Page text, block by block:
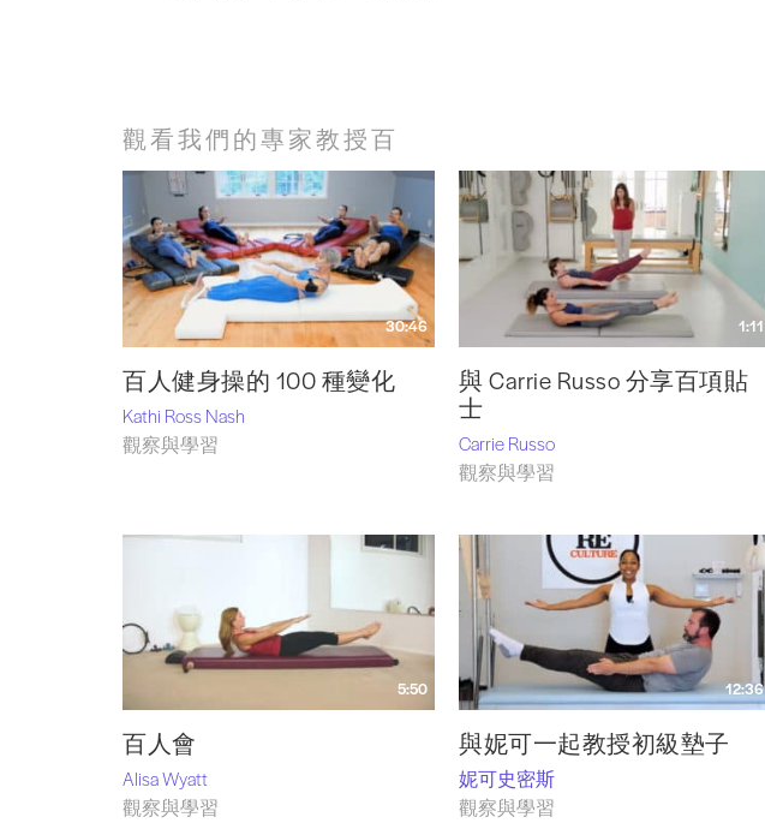
觀看我們的專家教授百
30:46
百人健身操的 100 種變化
Kathi Ross Nash
觀察與學習
1:11
與 Carrie Russo 分享百項貼
士
Carrie Russo
觀察與學習
5:50
百人會
Alisa Wyatt
觀察與學習
12:36
與妮可一起教授初級墊子
妮可史密斯
觀察與學習